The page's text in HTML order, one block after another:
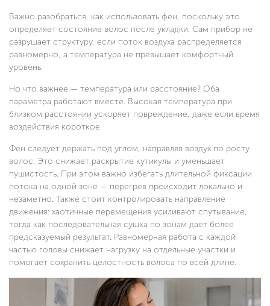
Важно разобраться, как использовать фен, поскольку это
определяет состояние волос после укладки. Сам прибор не
разрушает структуру, если поток воздуха распределяется
равномерно, а температура не превышает комфортный
уровень.
Но что важнее — температура или расстояние? Оба
параметра работают вместе. Высокая температура при
близком расстоянии ускоряет повреждение, даже если время
воздействия короткое.
Фен следует держать под углом, направляя воздух по росту
волос. Это снижает раскрытие кутикулы и уменьшает
пушистость. При этом важно избегать длительной фиксации
потока на одной зоне — перегрев происходит локально и
незаметно. Также стоит контролировать направление
движения: хаотичные перемещения усиливают спутывание,
тогда как последовательная сушка по зонам дает более
предсказуемый результат. Равномерная работа с каждой
частью головы снижает нагрузку на отдельные участки и
помогает сохранить целостность волоса по всей длине.